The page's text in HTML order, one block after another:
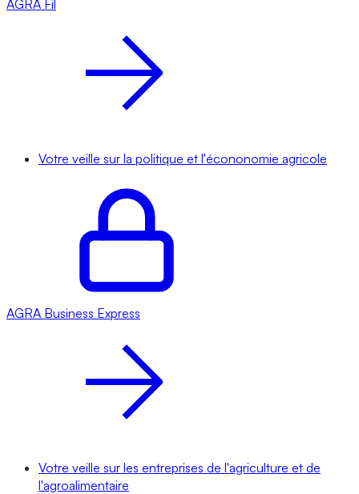
AGRA Fil
Votre veille sur la politique et l'écononomie agricole
AGRA Business Express
Votre veille sur les entreprises de l'agriculture et de
l'agroalimentaire